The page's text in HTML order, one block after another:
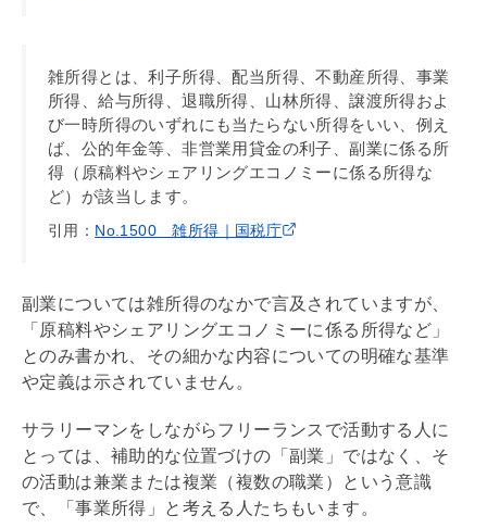
雑所得とは、利子所得、配当所得、不動産所得、事業
所得、給与所得、退職所得、山林所得、譲渡所得およ
び一時所得のいずれにも当たらない所得をいい、例え
ば、公的年金等、非営業用貸金の利子、副業に係る所
得（原稿料やシェアリングエコノミーに係る所得な
ど）が該当します。
引用： No.1500 雑所得｜国税庁
副業については雑所得のなかで言及されていますが、
「原稿料やシェアリングエコノミーに係る所得など」
とのみ書かれ、その細かな内容についての明確な基準
や定義は示されていません。
サラリーマンをしながらフリーランスで活動する人に
とっては、補助的な位置づけの「副業」ではなく、そ
の活動は兼業または複業（複数の職業）という意識
で、「事業所得」と考える人たちもいます。